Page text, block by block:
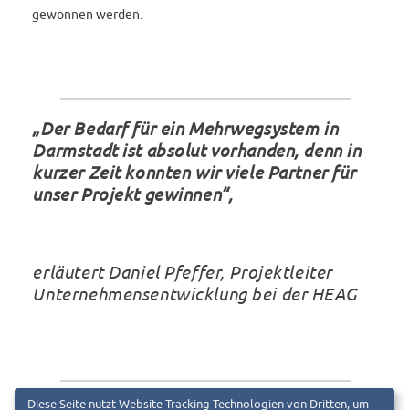
gewonnen werden.
„Der Bedarf für ein Mehrwegsystem in
Darmstadt ist absolut vorhanden, denn in
kurzer Zeit konnten wir viele Partner für
unser Projekt gewinnen“,
erläutert Daniel Pfeffer, Projektleiter
Unternehmensentwicklung bei der HEAG
Diese Seite nutzt Website Tracking-Technologien von Dritten, um